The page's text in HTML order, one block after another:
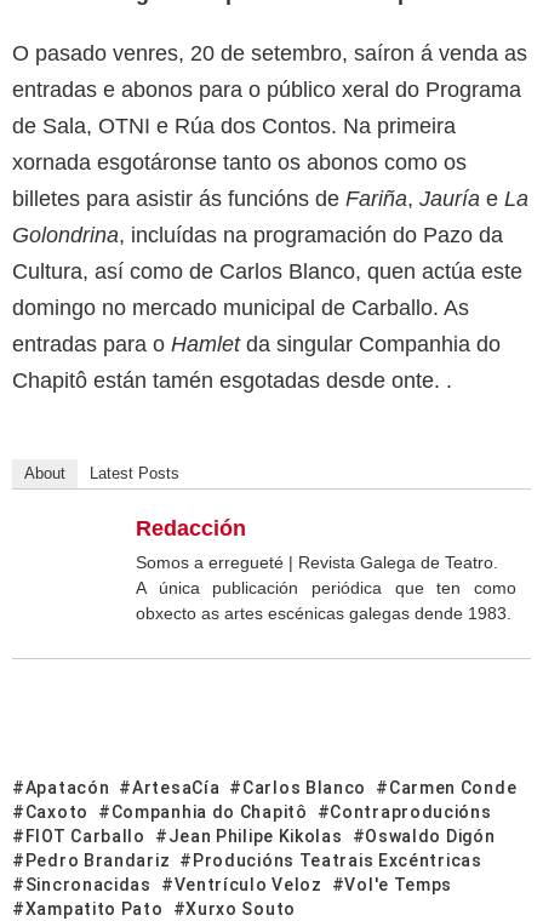
O pasado venres, 20 de setembro, saíron á venda as
entradas e abonos para o público xeral do Programa
de Sala, OTNI e Rúa dos Contos. Na primeira
xornada esgotáronse tanto os abonos como os
billetes para asistir ás funcións de Fariña, Jauría e La
Golondrina, incluídas na programación do Pazo da
Cultura, así como de Carlos Blanco, quen actúa este
domingo no mercado municipal de Carballo. As
entradas para o Hamletda singular Companhia do
Chapitô están tamén esgotadas desde onte. .
About Latest Posts
Redacción
Somos a erregueté | Revista Galega de Teatro.
A única publicación periódica que ten como
obxecto as artes escénicas galegas dende 1983.
Apatacón ArtesaCía Carlos Blanco
Carmen Conde
Caxoto
Companhia do Chapitô
Contraproducións
FIOT Carballo
Jean Philipe Kikolas
Oswaldo Digón
Pedro Brandariz
Producións Teatrais Excéntricas
Sincronacidas
Ventrículo Veloz
Vol'e Temps
Xampatito Pato
Xurxo Souto